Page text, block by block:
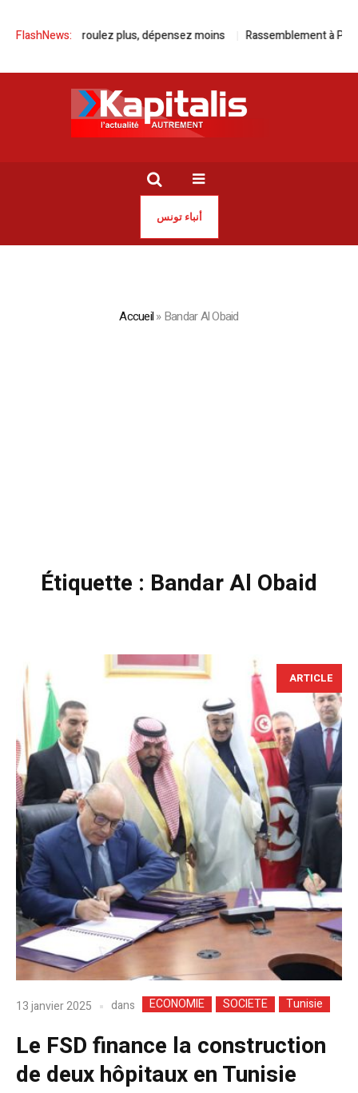
FlashNews:
Avec Kia, roulez plus, dépensez moins Rassemblement à Paris
أنباء تونس
Accueil»Bandar Al Obaid
Étiquette : Bandar Al Obaid
ARTICLE
13 janvier 2025 dans ECONOMIE SOCIETE Tunisie
Le FSD finance la construction
de deux hôpitaux en Tunisie